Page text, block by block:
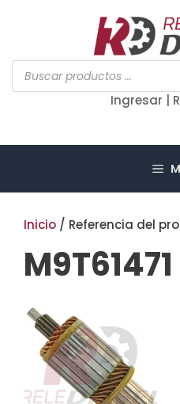
Búsqueda
de
productos
Ingresar |
Inicio / Referencia del
M9T61471